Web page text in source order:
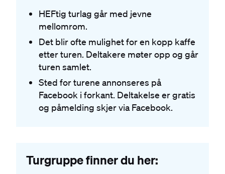
HEFtig turlag går med jevne
mellomrom.
Det blir ofte mulighet for en kopp kaffe
etter turen. Deltakere møter opp og går
turen samlet.
Sted for turene annonseres på
Facebook i forkant. Deltakelse er gratis
og påmelding skjer via Facebook.
Turgruppe finner du her: